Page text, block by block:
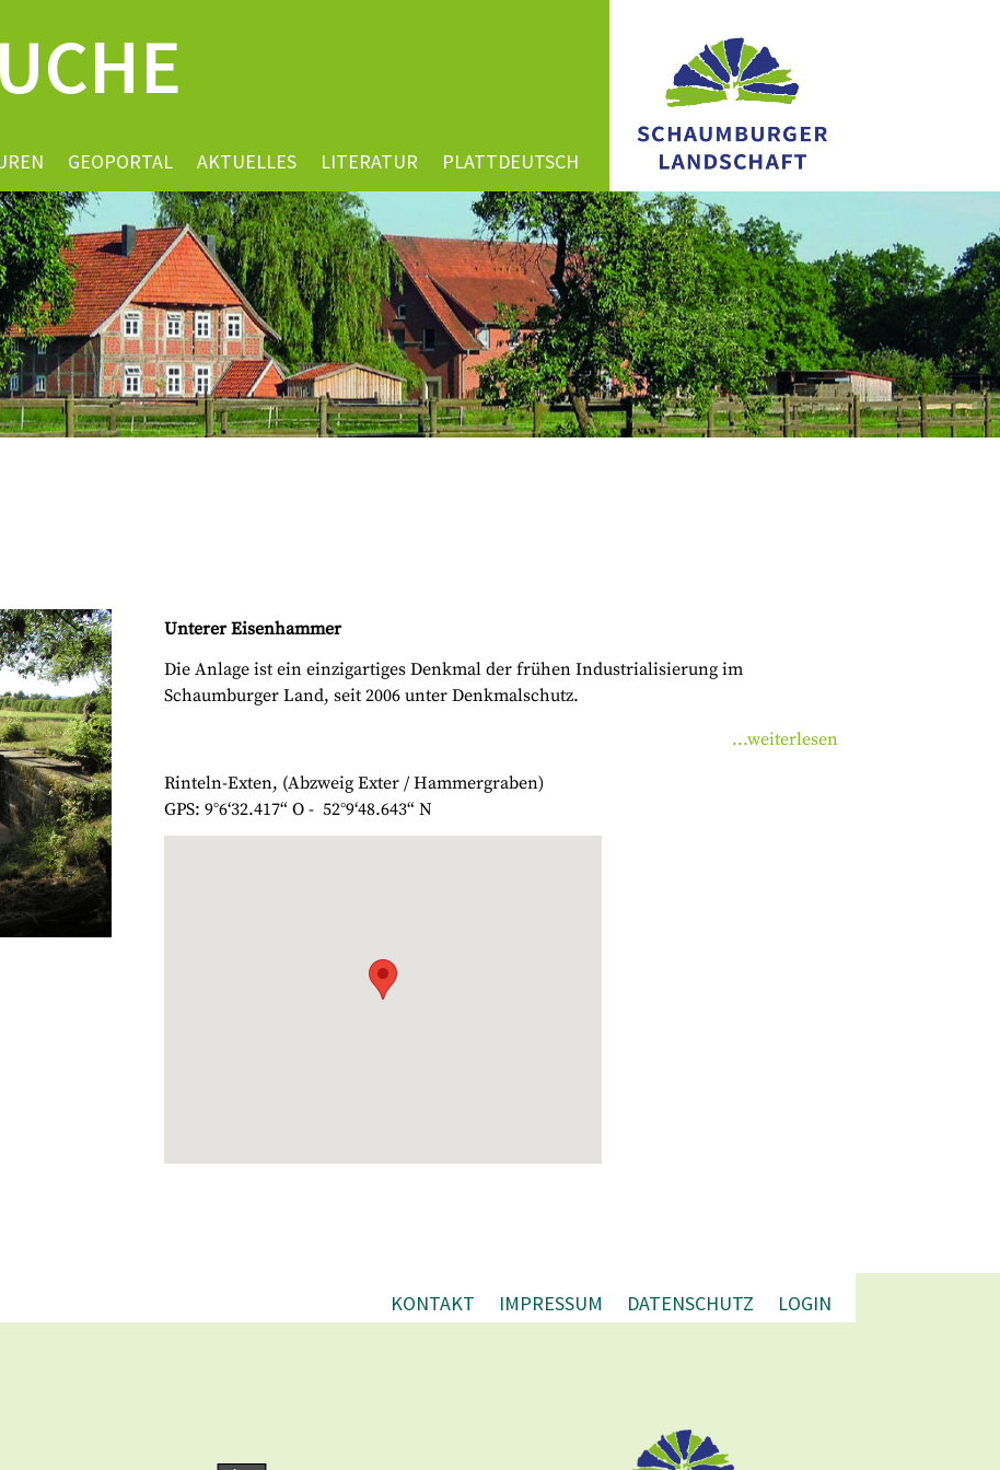
GEOPORTAL AKTUELLES LITERATUR PLATTDEUTSCH
Unterer Eisenhammer
Die Anlage ist ein einzigartiges Denkmal der frühen Industrialisierung im
Schaumburger Land, seit 2006 unter Denkmalschutz.
...weiterlesen
Rinteln-Exten, (Abzweig Exter / Hammergraben)
GPS: 9°6‘32.417“ O - 52°9‘48.643“ N
KONTAKT IMPRESSUM DATENSCHUTZ LOGIN